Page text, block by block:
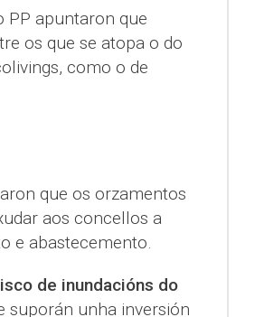
PP apuntaron que
os que se atopa o do
como o de
que os orzamentos
aos concellos a
e abastecemento.
de inundacións do
suporán unha inversión